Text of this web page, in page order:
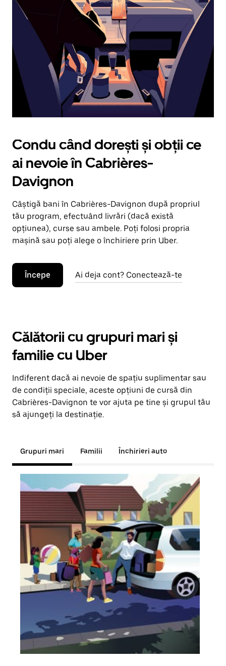
în
jos.
Închide
calendarul
apăsând
pe
butonul
Escape.
Condu când dorești și obții ce
ai nevoie în Cabrières-
Davignon
Câștigă bani în Cabrières-Davignon după propriul
tău program, efectuând livrări (dacă există
opțiunea), curse sau ambele. Poți folosi propria
mașină sau poți alege o închiriere prin Uber.
Începe Ai deja cont? Conectează-te
Călătorii cu grupuri mari și
familie cu Uber
Indiferent dacă ai nevoie de spațiu suplimentar sau
de condiții speciale, aceste opțiuni de cursă din
Cabrières-Davignon te vor ajuta pe tine și grupul tău
să ajungeți la destinație.
Grupuri mari Familii Închirieri auto